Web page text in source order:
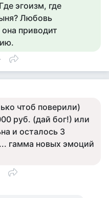
эгоизм, где
Любовь
она приводит
чтоб поверили)
руб. (дай бог!) или
и осталось 3
гамма новых эмоций